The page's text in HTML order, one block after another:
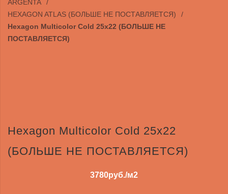
ARGENTA
/
HEXAGON ATLAS (БОЛЬШЕ НЕ ПОСТАВЛЯЕТСЯ)
/
Hexagon Multicolor Cold 25х22 (БОЛЬШЕ НЕ
ПОСТАВЛЯЕТСЯ)
Hexagon Multicolor Cold 25х22
(БОЛЬШЕ НЕ ПОСТАВЛЯЕТСЯ)
3780руб./м2